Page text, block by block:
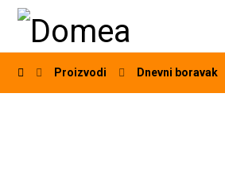
Proizvodi Dnevni boravak